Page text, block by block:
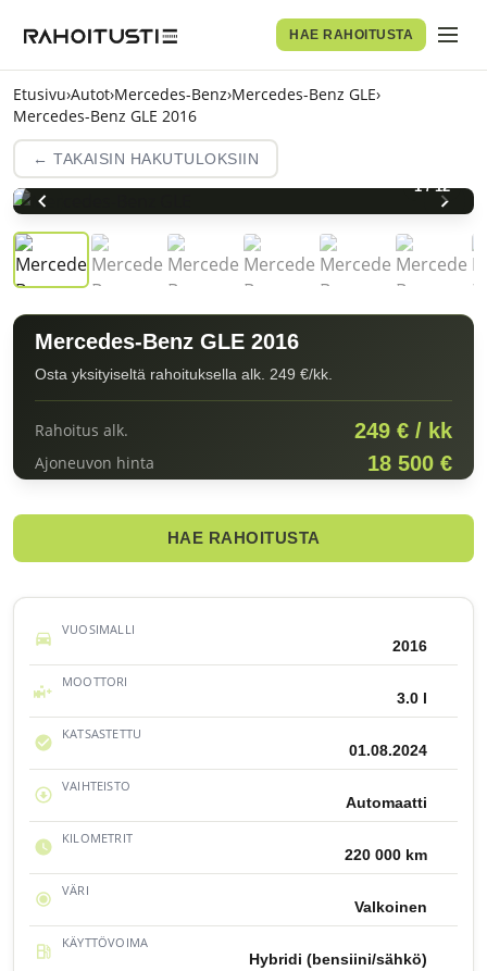
HAE RAHOITUSTA
Etusivu›Autot›Mercedes-Benz›Mercedes-Benz GLE›
Mercedes-Benz GLE 2016
← TAKAISIN HAKUTULOKSIIN
1/12
Mercedes-Benz GLE 2016
Osta yksityiseltä rahoituksella alk. 249 €/kk.
Rahoitus alk. 249 € / kk
Ajoneuvon hinta 18 500 €
HAE RAHOITUSTA
VUOSIMALLI
2016
MOOTTORI
3.0 l
KATSASTETTU
01.08.2024
VAIHTEISTO
Automaatti
KILOMETRIT
220 000 km
VÄRI
Valkoinen
KÄYTTÖVOIMA
Hybridi (bensiini/sähkö)